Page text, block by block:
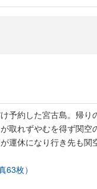
予約した宮古島。帰り
取れずやむを得ず関空
運休になり行き先も関
63枚）